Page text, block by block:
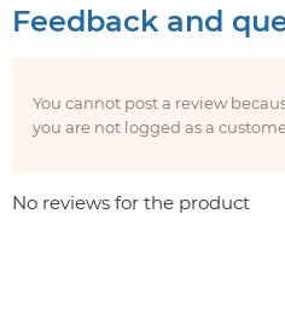
Feedback and
You cannot post a review
you are not logged as a
No reviews for the product